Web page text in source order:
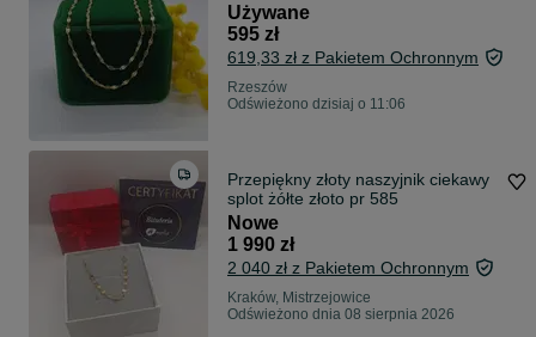
Używane
595 zł
619,33 zł z Pakietem Ochronnym
Rzeszów
Odświeżono dzisiaj o 11:06
Przepiękny złoty naszyjnik ciekawy
splot żółte złoto pr 585
Nowe
1 990 zł
2 040 zł z Pakietem Ochronnym
Kraków, Mistrzejowice
Odświeżono dnia 08 sierpnia 2026